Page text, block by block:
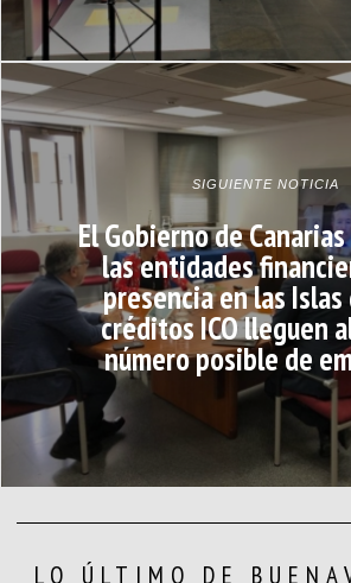
SIGUIENTE NOTICIA
El Gobierno de
las entidades
presencia en las Islas
créditos ICO lleguen
número posible de
LO ÚLTIMO DE